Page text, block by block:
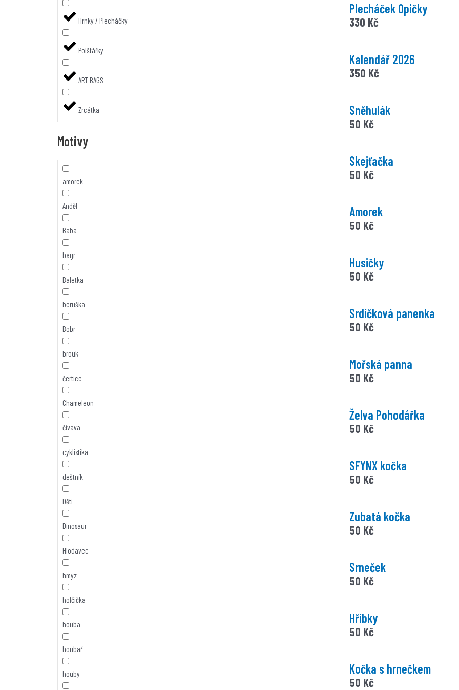
Hrnky / Plecháčky
Polštářky
ART BAGS
Zrcátka
Motivy
amorek
Anděl
Baba
bagr
Baletka
beruška
Bobr
brouk
čertice
Chameleon
čivava
cyklistika
deštník
Děti
Dinosaur
Hlodavec
hmyz
holčička
houba
houbař
houby
Plecháček Opičky
330 Kč
Kalendář 2026
350 Kč
Sněhulák
50 Kč
Skejťačka
50 Kč
Amorek
50 Kč
Husičky
50 Kč
Srdíčková panenka
50 Kč
Mořská panna
50 Kč
Želva Pohodářka
50 Kč
SFYNX kočka
50 Kč
Zubatá kočka
50 Kč
Srneček
50 Kč
Hříbky
50 Kč
Kočka s hrnečkem
50 Kč